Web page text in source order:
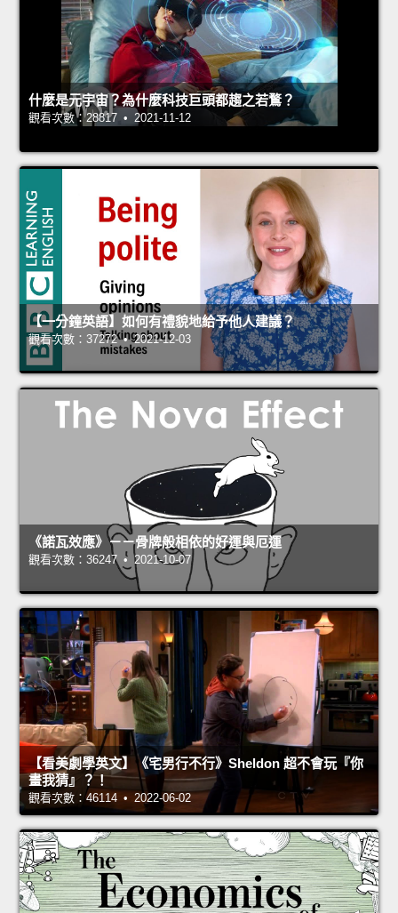
什麼是元宇宙？為什麼科技巨頭都趨之若鶩？
觀看次數：28817 • 2021-11-12
【一分鐘英語】如何有禮貌地給予他人建議？
觀看次數：37272 • 2021-12-03
《諾瓦效應》－－骨牌般相依的好運與厄運
觀看次數：36247 • 2021-10-07
【看美劇學英文】《宅男行不行》Sheldon 超不會玩『你
畫我猜』？！
觀看次數：46114 • 2022-06-02